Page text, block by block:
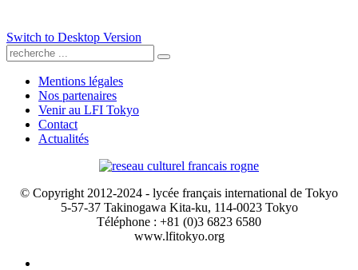
Switch to Desktop Version
Mentions légales
Nos partenaires
Venir au LFI Tokyo
Contact
Actualités
© Copyright 2012-2024 - lycée français international de Tokyo
5-57-37 Takinogawa Kita-ku, 114-0023 Tokyo
Téléphone : +81 (0)3 6823 6580
www.lfitokyo.org